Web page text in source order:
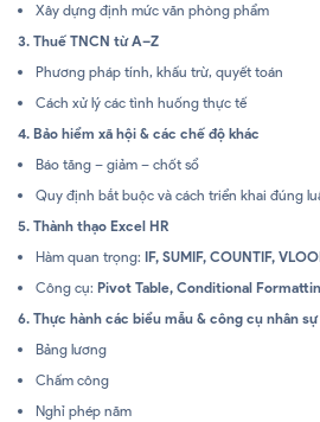
Xây dựng định mức văn phòng phẩm
3. Thuế TNCN từ A–Z
Phương pháp tính, khấu trừ, quyết toán
Cách xử lý các tình huống thực tế
4. Bảo hiểm xã hội & các chế độ khác
Báo tăng – giảm – chốt sổ
Quy định bắt buộc và cách triển khai đúng
5. Thành thạo Excel HR
Hàm quan trọng: IF, SUMIF, COUNTIF,
Công cụ: Pivot Table, Conditional
6. Thực hành các biểu mẫu & công cụ nhân
Bảng lương
Chấm công
Nghỉ phép năm